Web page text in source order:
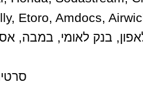
Etoro, Amdocs,